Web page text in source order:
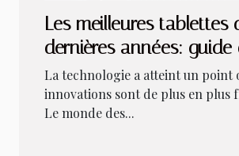
Les meilleures tablettes
dernières années: guide
produits les plus
La technologie a atteint un point
innovations sont de plus en plus
Le monde des...